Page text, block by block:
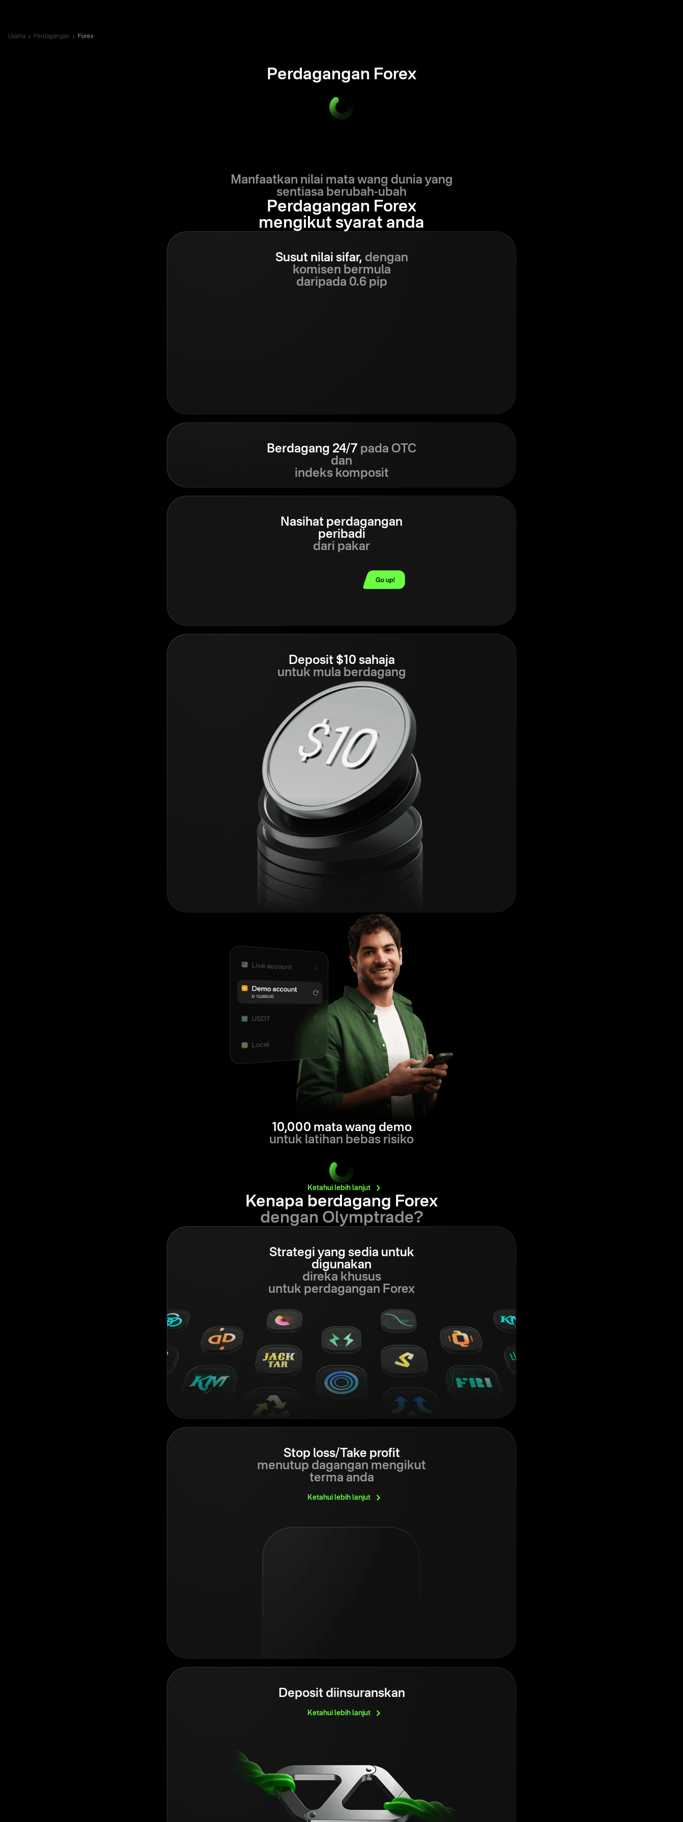
Utama Perdagangan Forex
Perdagangan Forex
Manfaatkan nilai mata wang dunia yang
sentiasa berubah-ubah
Perdagangan Forex
mengikut syarat anda
Susut nilai sifar, dengan
komisen bermula
daripada 0.6 pip
Berdagang 24/7 pada OTC
dan
indeks komposit
Nasihat perdagangan
peribadi
dari pakar
Deposit $10 sahaja
untuk mula berdagang
10,000 mata wang demo
untuk latihan bebas risiko
Ketahui lebih lanjut
Kenapa berdagang Forex
dengan Olymptrade?
Strategi yang sedia untuk
digunakan
direka khusus
untuk perdagangan Forex
Stop loss/Take profit
menutup dagangan mengikut
terma anda
Ketahui lebih lanjut
Deposit diinsuranskan
Ketahui lebih lanjut